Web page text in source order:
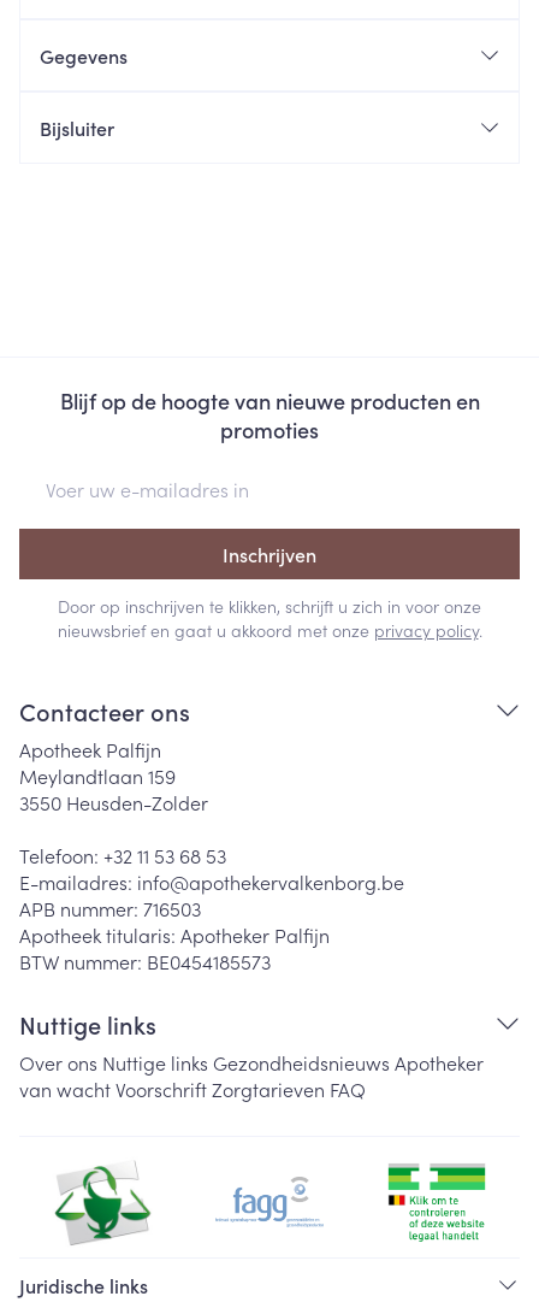
Gegevens
Bijsluiter
Blijf op de hoogte van nieuwe producten en
promoties
Inschrijven
Door op inschrijven te klikken, schrijft u zich in voor onze
nieuwsbrief en gaat u akkoord met onze privacy policy.
Contacteer ons
Apotheek Palfijn
Meylandtlaan 159
3550 Heusden-Zolder
Telefoon: +32 11 53 68 53
E-mailadres: info@apothekervalkenborg.be
APB nummer: 716503
Apotheek titularis: Apotheker Palfijn
BTW nummer: BE0454185573
Nuttige links
Over ons Nuttige links Gezondheidsnieuws Apotheker
van wachtVoorschriftZorgtarieven FAQ
Juridische links